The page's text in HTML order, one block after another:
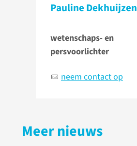
Pauline Dekhuijzen
wetenschaps- en
persvoorlichter
neem contact op
Meer nieuws